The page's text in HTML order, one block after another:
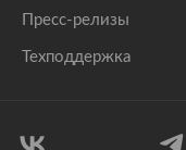
Пресс-релизы
Техподдержка